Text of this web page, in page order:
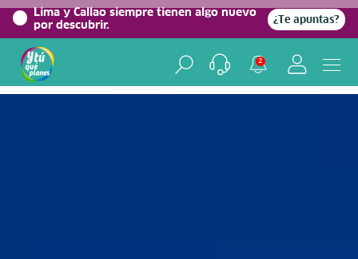
Lima y Callao siempre tienen algo nuevo
por descubrir.
¿Te apuntas?
2
Home/Blog viajero